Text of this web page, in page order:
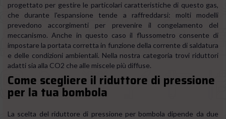
progettato per gestire le particolari caratteristiche di questo gas,
che durante l'espansione tende a raffreddarsi: molti modelli
prevedono accorgimenti per prevenire il congelamento del
meccanismo. Anche in questo caso il flussometro consente di
impostare la portata corretta in funzione della corrente di saldatura
e delle condizioni ambientali. Nella nostra categoria trovi riduttori
adatti sia alla CO2 che alle miscele più diffuse.
Come scegliere il riduttore di pressione
per la tua bombola
La scelta del riduttore di pressione per bombola dipende da due